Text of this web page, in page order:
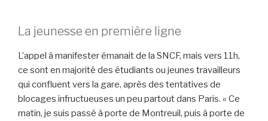
La jeunesse en première ligne
L’appel à manifester émanait de la SNCF, mais vers 11h,
ce sont en majorité des étudiants ou jeunes travailleurs
qui confluent vers la gare, après des tentatives de
blocages infructueuses un peu partout dans Paris. « Ce
matin, je suis passé à porte de Montreuil, puis à porte de